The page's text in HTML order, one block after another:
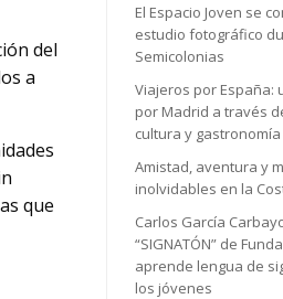
del
a
que
El Espacio Joven se
estudio fotográfico
Semicolonias
Viajeros por España:
por Madrid a través
cultura y gastronomía
Amistad, aventura y
inolvidables en la
Carlos García
“SIGNATÓN” de
aprende lengua de
los jóvenes